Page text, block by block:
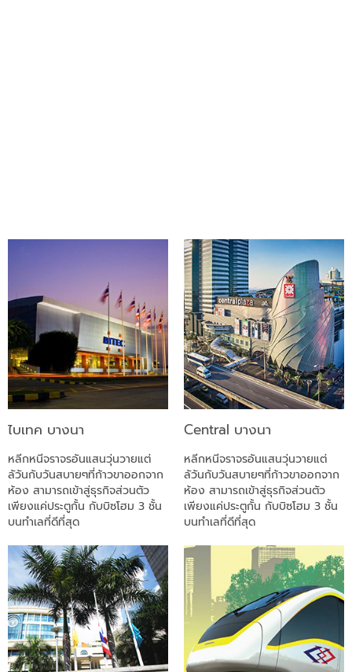
ไบเทค บางนา
หลีกหนีจราจรอันแสนวุ่นวายแต่
ลัวันกับวันสบายๆที่ก้าวขาออกจาก
ห้อง สามารถเข้าสู่ธุรกิจส่วนตัว
เพียงแค่ประตูกั้น กับบิซโฮม 3 ชั้น
บนทำเลที่ดีที่สุด
Central บางนา
หลีกหนีจราจรอันแสนวุ่นวายแต่
ลัวันกับวันสบายๆที่ก้าวขาออกจาก
ห้อง สามารถเข้าสู่ธุรกิจส่วนตัว
เพียงแค่ประตูกั้น กับบิซโฮม 3 ชั้น
บนทำเลที่ดีที่สุด